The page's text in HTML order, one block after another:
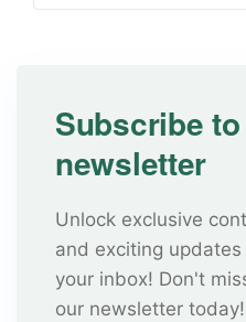
Subscribe
newsletter
Unlock exclusive
and exciting
your inbox! Don't
our newsletter today!